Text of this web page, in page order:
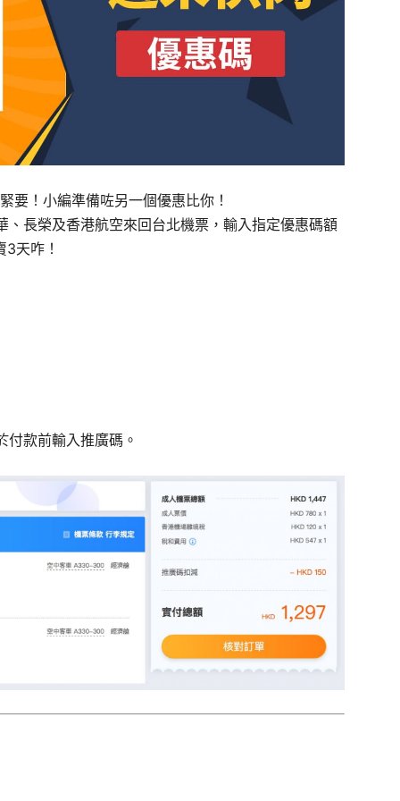
要！小編準備咗另一個優惠比你！
、長榮及香港航空來回台北機票，輸入指定優惠碼額
天咋！
款前輸入推廣碼。